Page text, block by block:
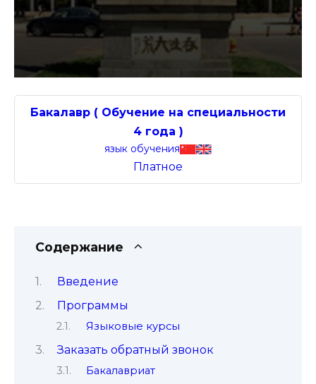
Бакалавр ( Обучение на специальности
4 года )
язык обучения
Платное
Содержание
Введение
Программы
Языковые курсы
Заказать обратный звонок
Бакалавриат